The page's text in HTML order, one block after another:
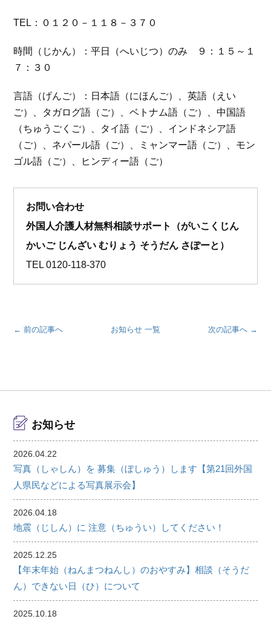
TEL：０１２０－１１８－３７０
時間（じかん）：平日（へいじつ）のみ ９：１５～１
７：３０
言語（げんご）：日本語（にほんご）、英語（えい
ご）、タガログ語（ご）、ベトナム語（ご）、中国語
（ちゅうごくご）、タイ語（ご）、インドネシア語
（ご）、ネパール語（ご）、ミャンマー語（ご）、モン
ゴル語（ご）、ヒンディー語（ご）
お問い合わせ
外国人介護人材無料相談サポート（がいこくじん
かいご じんざい むりょう そうだん さぽーと）
TEL0120-118-370
← 前の記事へ 次の記事へ →
お知らせ 一覧
お知らせ
2026.04.22
写真（しゃしん）を 募集（ぼしゅう）します【第21回外国
人県民などによる写真展示会】
2026.04.18
地震（じしん）に 注意（ちゅうい）してください！
2025.12.25
【年末年始（ねんまつねんし）のおやすみ】相談（そうだ
ん）できない日（ひ）について
2025.10.18